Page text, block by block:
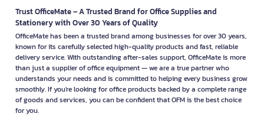
Trust OfficeMate – A Trusted Brand for Office Supplies and
Stationery with Over 30 Years of Quality
OfficeMate has been a trusted brand among businesses for over 30 years,
known for its carefully selected high-quality products and fast, reliable
delivery service. With outstanding after-sales support, OfficeMate is more
than just a supplier of office equipment — we are a true partner who
understands your needs and is committed to helping every business grow
smoothly. If you're looking for office products backed by a complete range
of goods and services, you can be confident that OFM is the best choice
for you.